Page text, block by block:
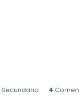
Secundaria 4